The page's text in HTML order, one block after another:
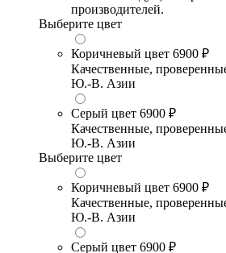
производителей.
Выберите цвет
Коричневый цвет 6900 ₽
Качественные,
Ю.-В. Азии
Серый цвет 6900 ₽
Качественные,
Ю.-В. Азии
Выберите цвет
Коричневый цвет 6900 ₽
Качественные,
Ю.-В. Азии
Серый цвет 6900 ₽